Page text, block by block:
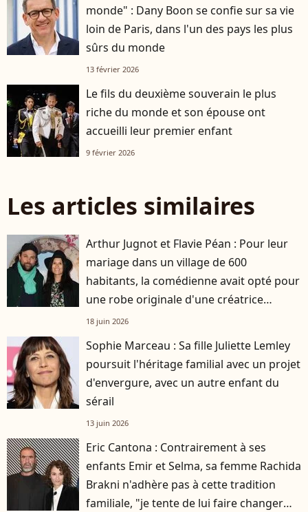
monde" : Dany Boon se confie sur sa vie
loin de Paris, dans l'un des pays les plus
sûrs du monde
13 février 2026
Le fils du deuxième souverain le plus
riche du monde et son épouse ont
accueilli leur premier enfant
9 février 2026
Les articles similaires
Arthur Jugnot et Flavie Péan : Pour leur
mariage dans un village de 600
habitants, la comédienne avait opté pour
une robe originale d'une créatrice
française
18 juin 2026
Sophie Marceau : Sa fille Juliette Lemley
poursuit l'héritage familial avec un projet
d'envergure, avec un autre enfant du
sérail
13 juin 2026
Eric Cantona : Contrairement à ses
enfants Emir et Selma, sa femme Rachida
Brakni n'adhère pas à cette tradition
familiale, "je tente de lui faire changer